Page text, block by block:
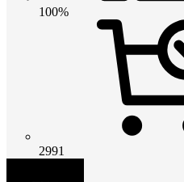
100%
2991